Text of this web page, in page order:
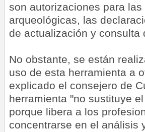
son autorizaciones para
arqueológicas, las
de actualización y consulta
No obstante, se están
uso de esta herramienta a
explicado el consejero de
herramienta "no sustituye
porque libera a los
concentrarse en el análisis